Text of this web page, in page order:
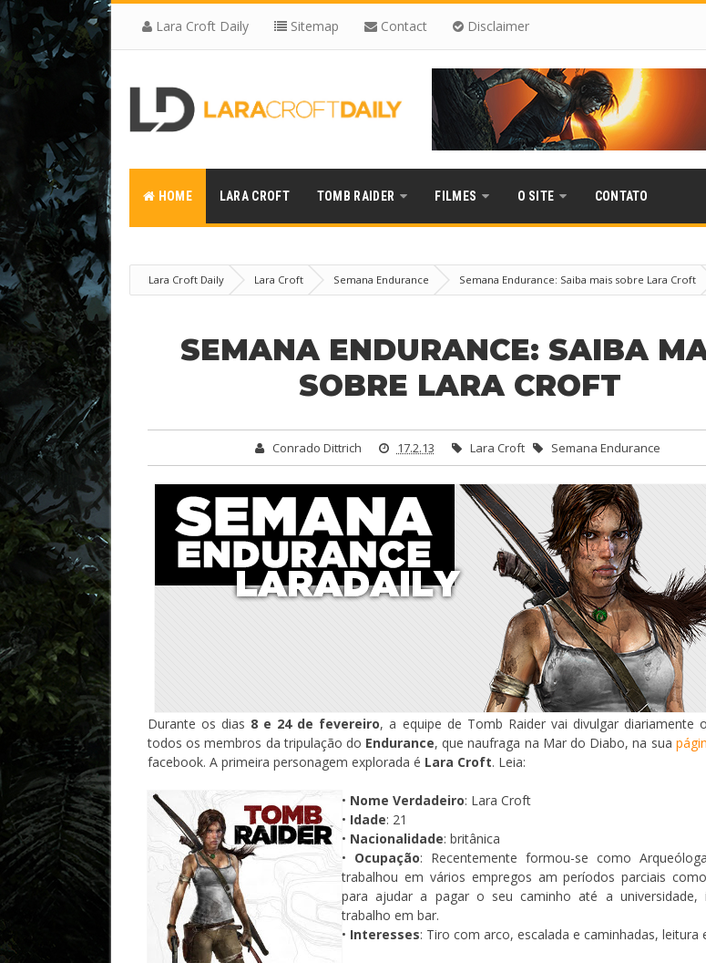
Lara Croft Daily Sitemap Contact Disclaimer
HOME LARA CROFT TOMB RAIDER FILMES O SITE CONTATO
Lara Croft Daily Lara Croft Semana Endurance Semana Endurance: Saiba mais sobre Lara Croft
SEMANA ENDURANCE: SAIBA
SOBRE LARA CROFT
Conrado Dittrich 17.2.13 Lara Croft Semana Endurance
Durante os dias 8 e 24 de fevereiro, a equipe de Tomb Raider vai divulgar diariamente
todos os membros da tripulação do Endurance, que naufraga na Mar do Diabo, na sua
facebook. A primeira personagem explorada é Lara Croft. Leia:
• Nome Verdadeiro: Lara Croft
• Idade: 21
• Nacionalidade: britânica
• Ocupação: Recentemente formou-se como
trabalhou em vários empregos am períodos parciais
para ajudar a pagar o seu caminho até a universidade,
trabalho em bar.
• Interesses: Tiro com arco, escalada e caminhadas, leitura